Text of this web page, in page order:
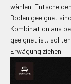
wählen.
Boden geeignet
Kombination aus
geeignet ist,
Erwägung ziehen.